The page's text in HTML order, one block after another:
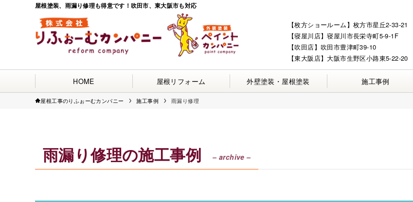
屋根塗装、雨漏り修理も得意です！吹田市、東大阪市も対応
HOME 屋根リフォーム 外壁塗装・屋根塗装 施工事例
【枚方ショールーム】枚方市星丘2-33-21
【寝屋川店】寝屋川市長栄寺町5-9-1F
【吹田店】吹田市豊津町39-10
【東大阪店】大阪市生野区小路東5-22-20
屋根工事のりふぉーむカンパニー 施工事例 雨漏り修理
雨漏り修理の施工事例 – archive –